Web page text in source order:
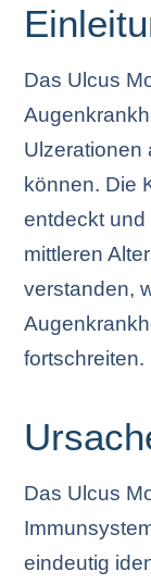
Das Ulcus
Ulzerationen
können. Die
entdeckt und
mittleren
verstanden,
Das Ulcus
eindeutig